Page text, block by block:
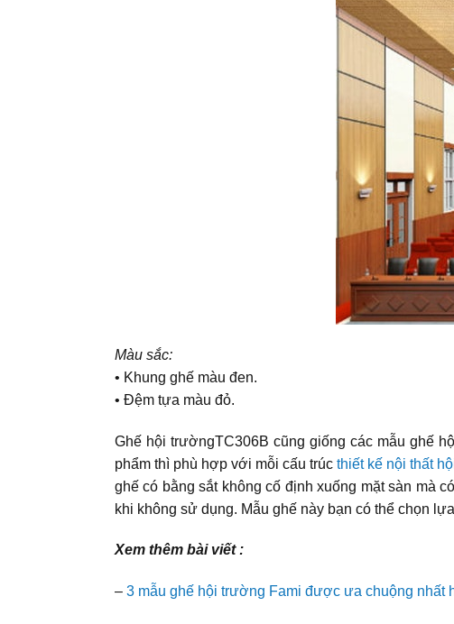
Màu sắc:
• Khung ghế màu đen.
• Đệm tựa màu đỏ.
Ghế hội trườngTC306B cũng giống các mẫu ghế
phẩm thì phù hợp với mỗi cấu trúc thiết kế nội thất
ghế có bằng sắt không cố định xuống mặt sàn mà
khi không sử dụng. Mẫu ghế này bạn có thể chọn
Xem thêm bài viết :
– 3 mẫu ghế hội trường Fami được ưa chuộng nhất